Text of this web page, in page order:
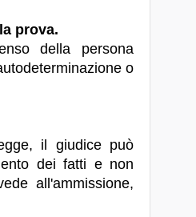
prova.
della persona
o
il giudice può
dei fatti e non
all'ammissione,